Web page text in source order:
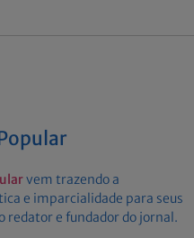
vem trazendo a
e imparcialidade para seus
redator e fundador do jornal.